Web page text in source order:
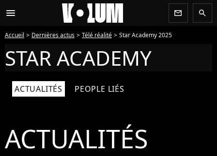
menu newsletter search
Accueil Dernières actus Télé réalité Star Academy 2025
STAR ACADEMY
ACTUALITÉS PEOPLE LIÉS
ACTUALITÉS